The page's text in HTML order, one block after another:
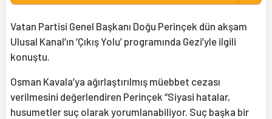
Vatan Partisi Genel Başkanı Doğu Perinçek dün akşam
Ulusal Kanal’ın ‘Çıkış Yolu’ programında Gezi’yle ilgili
konuştu.
Osman Kavala’ya ağırlaştırılmış müebbet cezası
verilmesini değerlendiren Perinçek “Siyasi hatalar,
husumetler suç olarak yorumlanabiliyor. Suç başka bir